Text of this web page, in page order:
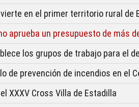
en el primer territorio rural
aprueba un presupuesto de más
los grupos de trabajo para el
de prevención de incendios en el
XXXV Cross Villa de Estadilla